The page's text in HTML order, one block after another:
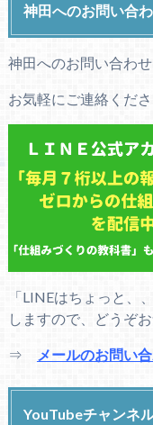
神田へのお問い合
神田へのお問い合わ
お気軽にご連絡くだ
「LINEはちょっと、
しますので、どうぞ
⇒ メールのお問い
YouTubeチャンネ